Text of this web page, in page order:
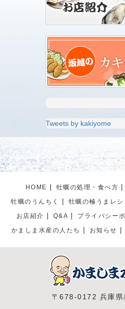
Tweets by kakiyome
HOME 牡蠣の処理・食べ方
牡蠣のうんちく
牡蠣の極うまレシ
お店紹介
Q&A プライパシー
かましま水産の人たち
お知らせ
〒678-0172 兵庫県